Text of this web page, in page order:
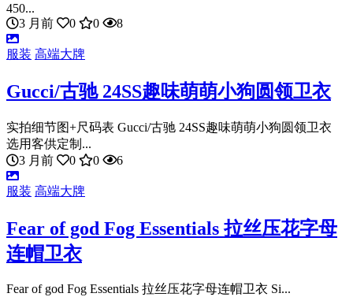
450...
3 月前
0 0 8
服装 高端大牌
Gucci/古驰 24SS趣味萌萌小狗圆领卫衣
实拍细节图+尺码表 Gucci/古驰 24SS趣味萌萌小狗圆领卫衣
选用客供定制...
3 月前
0 0 6
服装 高端大牌
Fear of god Fog Essentials 拉丝压花字母
连帽卫衣
Fear of god Fog Essentials 拉丝压花字母连帽卫衣 Si...